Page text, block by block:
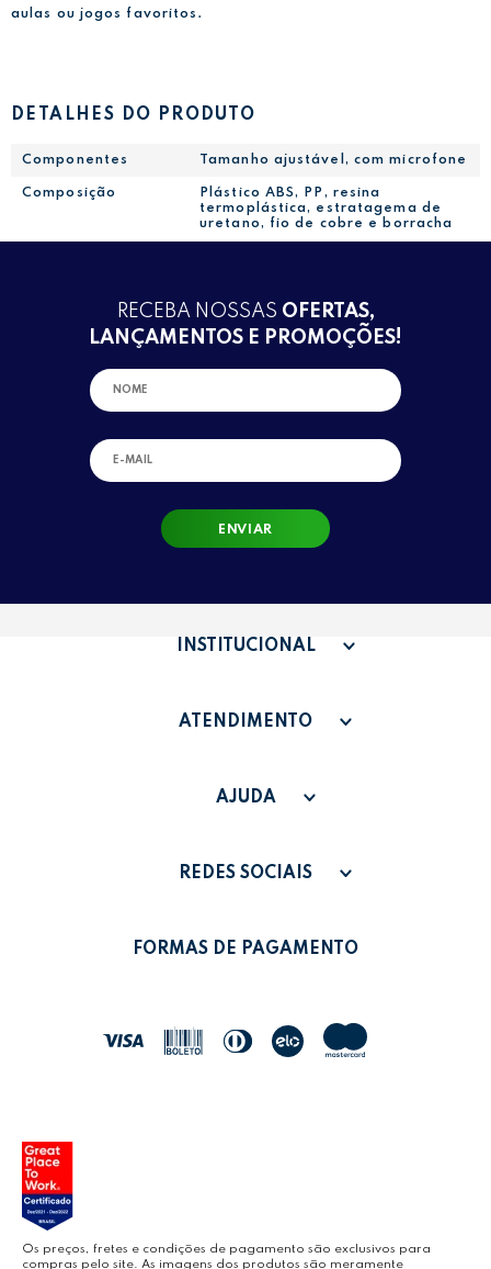
aulas ou jogos favoritos.
DETALHES DO PRODUTO
Componentes Tamanho ajustável, com microfone
Composição
Plástico ABS, PP, resina
termoplástica, estratagema de
uretano, fio de cobre e borracha
RECEBA NOSSAS OFERTAS,
LANÇAMENTOS E PROMOÇÕES!
ENVIAR
INSTITUCIONAL
QUEM SOMOS
FAQ
ATENDIMENTO
SAC - SAC@GRUPOLEONORA.COM.BR
MINHA CONTA
AJUDA
PAGAMENTO
POLÍTICA DE TROCAS
REDES SOCIAIS
FORMAS DE PAGAMENTO
Os preços, fretes e condições de pagamento são exclusivos para
compras pelo site. As imagens dos produtos são meramente